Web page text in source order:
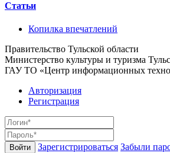
Статьи
Копилка впечатлений
Правительство Тульской области
Министерство культуры и туризма
ГАУ ТО «Центр информационных
Авторизация
Регистрация
Зарегистрироваться Забыли